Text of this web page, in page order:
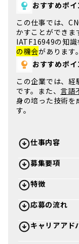
おすすめポ
この仕事では、
かすことができ
IATF16949の知識
の機会があります。
おすすめポイ
この企業では、 経
です。また、 言語
身の培った技術を
す。
仕事内容
募集要項
特徴
応募の流れ
キャリアアド